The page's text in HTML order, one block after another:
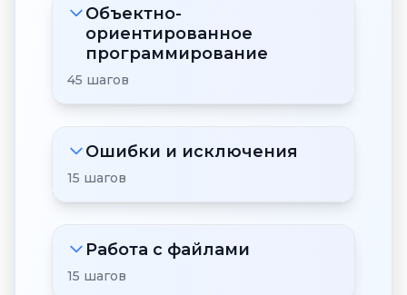
Объектно-
ориентированное
программирование
45 шагов
Ошибки и исключения
15 шагов
Работа с файлами
15 шагов